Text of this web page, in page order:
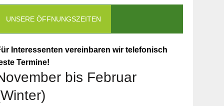
UNSERE ÖFFNUNGSZEITEN
Interessenten vereinbaren wir telefonisch
Termine!
bis Februar